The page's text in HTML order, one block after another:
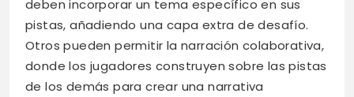
deben incorporar un tema específico en sus
pistas, añadiendo una capa extra de desafío.
Otros pueden permitir la narración colaborativa,
donde los jugadores construyen sobre las pistas
de los demás para crear una narrativa